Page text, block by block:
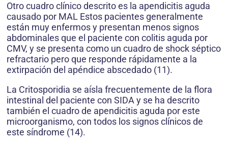
Otro cuadro clínico descrito es la apendicitis aguda
causado por MAL Estos pacientes generalmente
están muy enfermos y presentan menos signos
abdominales que el paciente con colitis aguda por
CMV, y se presenta como un cuadro de shock séptico
refractario pero que responde rápidamente a la
extirpación del apéndice abscedado (11).
La Critosporidia se aísla frecuentemente de la flora
intestinal del paciente con SIDA y se ha descrito
también el cuadro de apendicitis aguda por este
microorganismo, con todos los signos clínicos de
este síndrome (14).